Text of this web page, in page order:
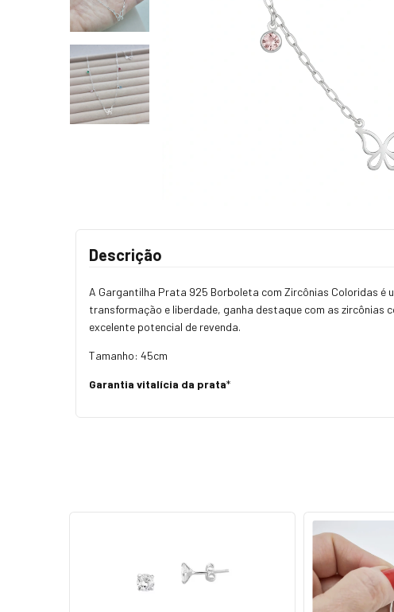
Descrição
A Gargantilha Prata 925 Borboleta com Zircônias Coloridas é
transformação e liberdade, ganha destaque com as zircônias
excelente potencial de revenda.
Tamanho: 45cm
Garantia vitalícia da prata*